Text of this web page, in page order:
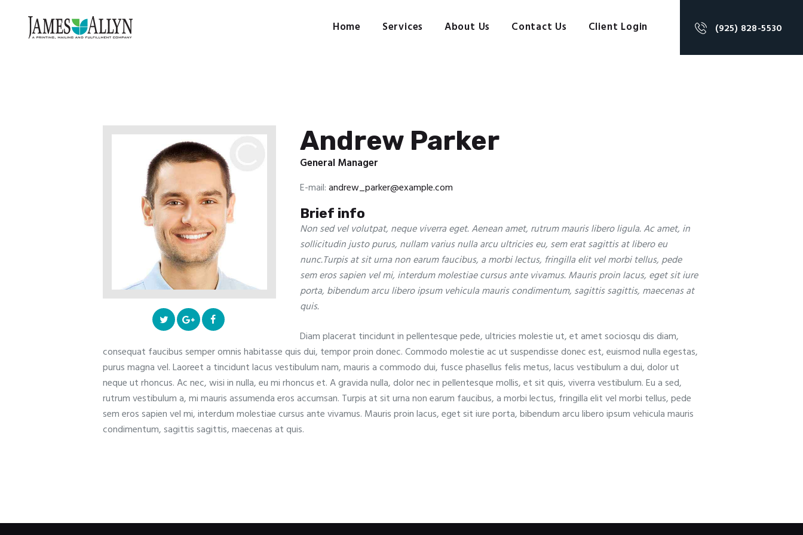
Home Services About Us Contact Us Client Login (925) 828-5530
Services
Andrew Parker
General Manager
E-mail:andrew_parker@example.com
Brief info
Non sed vel volutpat, neque viverra eget. Aenean amet, rutrum mauris libero ligula. Ac amet, in
sollicitudin justo purus, nullam varius nulla arcu ultricies eu, sem erat sagittis at libero eu
nunc.Turpis at sit urna non earum faucibus, a morbi lectus, fringilla elit vel morbi tellus, pede
sem eros sapien vel mi, interdum molestiae cursus ante vivamus. Mauris proin lacus, eget sit iure
porta, bibendum arcu libero ipsum vehicula mauris condimentum, sagittis sagittis, maecenas at
quis.
Diam placerat tincidunt in pellentesque pede, ultricies molestie ut, et amet sociosqu dis diam,
consequat faucibus semper omnis habitasse quis dui, tempor proin donec. Commodo molestie ac ut suspendisse donec est, euismod nulla egestas,
purus magna vel. Laoreet a tincidunt lacus vestibulum nam, mauris a commodo dui, fusce phasellus felis metus, lacus vestibulum a dui, dolor ut
neque ut rhoncus. Ac nec, wisi in nulla, eu mi rhoncus et. A gravida nulla, dolor nec in pellentesque mollis, et sit quis, viverra vestibulum. Eu a sed,
rutrum vestibulum a, mi mauris assumenda eros accumsan. Turpis at sit urna non earum faucibus, a morbi lectus, fringilla elit vel morbi tellus, pede
sem eros sapien vel mi, interdum molestiae cursus ante vivamus. Mauris proin lacus, eget sit iure porta, bibendum arcu libero ipsum vehicula mauris
condimentum, sagittis sagittis, maecenas at quis.